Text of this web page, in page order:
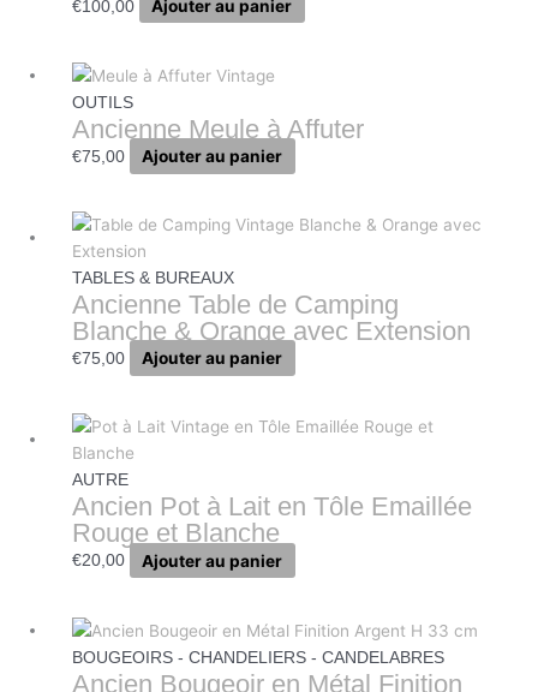
€100,00 Ajouter au panier
OUTILS
Ancienne Meule à Affuter
€75,00 Ajouter au panier
TABLES & BUREAUX
Ancienne Table de Camping
Blanche & Orange avec Extension
€75,00 Ajouter au panier
AUTRE
Ancien Pot à Lait en Tôle Emaillée
Rouge et Blanche
€20,00 Ajouter au panier
BOUGEOIRS - CHANDELIERS - CANDELABRES
Ancien Bougeoir en Métal Finition